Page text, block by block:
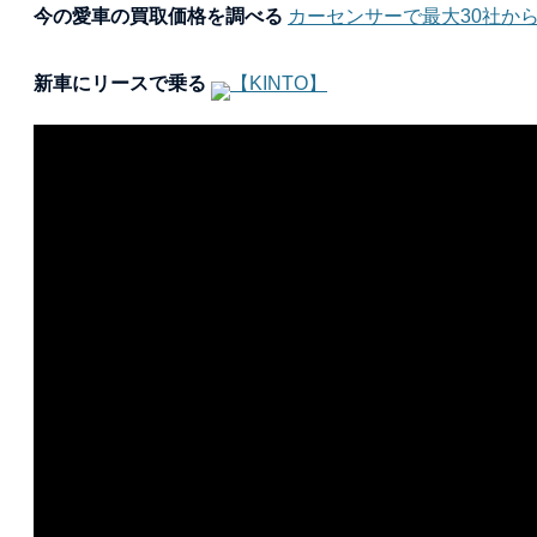
今の愛車の買取価格を調べる カーセンサーで最大30社か
新車にリースで乗る 【KINTO】